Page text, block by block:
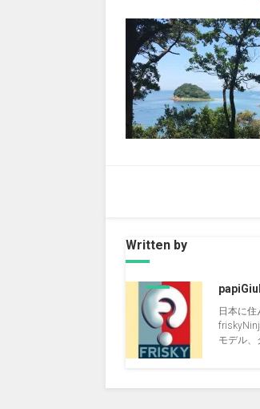
Written by
日本に住
モデル、